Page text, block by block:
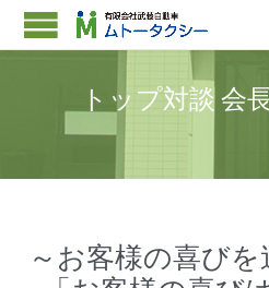
トップ対談 会
～お客様の喜びを